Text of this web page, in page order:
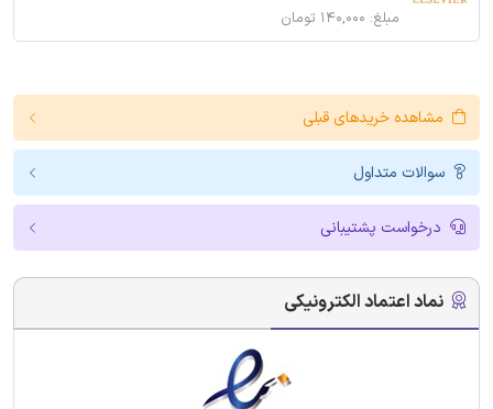
مبلغ: ۱۴۰,۰۰۰ تومان
مشاهده خریدهای قبلی
سوالات متداول
درخواست پشتیبانی
نماد اعتماد الکترونیکی